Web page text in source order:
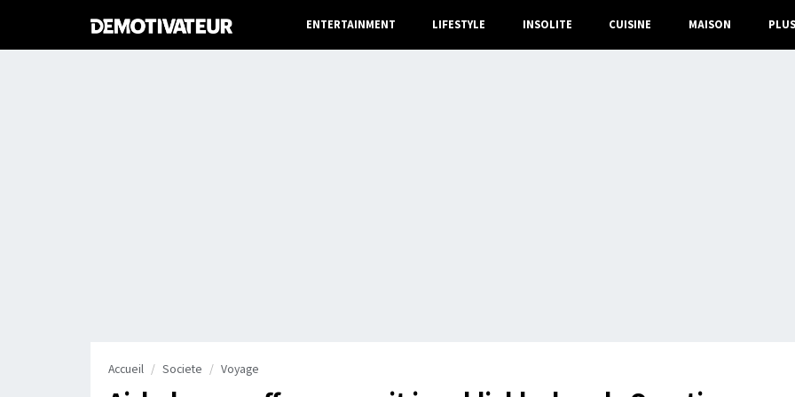
ENTERTAINMENT LIFESTYLE INSOLITE CUISINE MAISON PLUS
Accueil Societe Voyage